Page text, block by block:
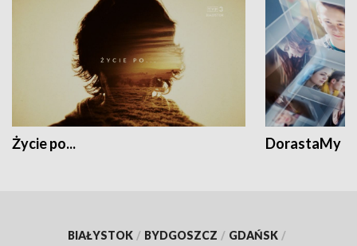
Życie po... DorastaMy
BIAŁYSTOK / BYDGOSZCZ / GDAŃSK /